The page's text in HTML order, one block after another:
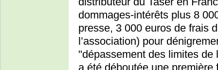
dommages-intérêts plus 8
presse, 3 000 euros de frais
l’association) pour
"dépassement des limites de
a été déboutée une